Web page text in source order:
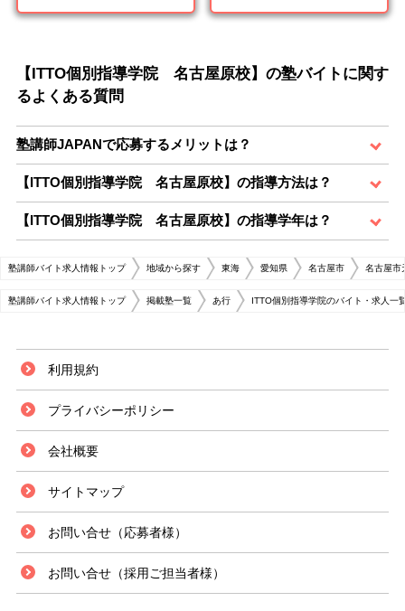
【ITTO個別指導学院 名古屋原校】の塾バイトに関す
るよくある質問
塾講師JAPANで応募するメリットは？
【ITTO個別指導学院 名古屋原校】の指導方法は？
【ITTO個別指導学院 名古屋原校】の指導学年は？
塾講師バイト求人情報トップ 地域から探す 東海 愛知県 名古屋市 名古屋市
塾講師バイト求人情報トップ 掲載塾一覧 あ行 ITTO個別指導学院のバイト・求人一
利用規約
プライバシーポリシー
会社概要
サイトマップ
お問い合せ（応募者様）
お問い合せ（採用ご担当者様）